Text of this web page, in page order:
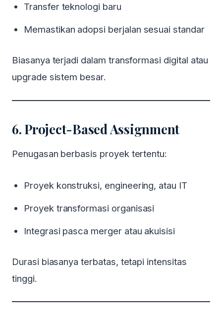
Transfer teknologi baru
Memastikan adopsi berjalan sesuai standar
Biasanya terjadi dalam transformasi digital atau
upgrade sistem besar.
6. Project-Based Assignment
Penugasan berbasis proyek tertentu:
Proyek konstruksi, engineering, atau IT
Proyek transformasi organisasi
Integrasi pasca merger atau akuisisi
Durasi biasanya terbatas, tetapi intensitas
tinggi.